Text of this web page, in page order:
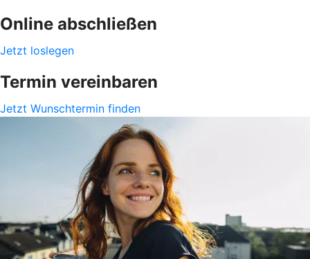
Online abschließen
Jetzt loslegen
Termin vereinbaren
Jetzt Wunschtermin finden